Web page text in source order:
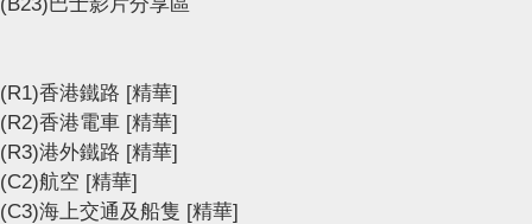
(R1)香港鐵路 [精華]
(R2)香港電車 [精華]
(R3)港外鐵路 [精華]
(C2)航空 [精華]
(C3)海上交通及船隻 [精華]